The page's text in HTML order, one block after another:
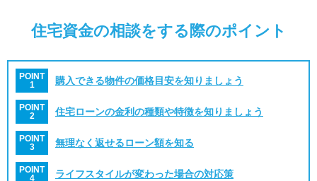
住宅資金の相談をする際のポイント
POINT
1
購入できる物件の価格目安を知りましょう
POINT
2
住宅ローンの金利の種類や特徴を知りましょう
POINT
3
無理なく返せるローン額を知る
POINT
4
ライフスタイルが変わった場合の対応策